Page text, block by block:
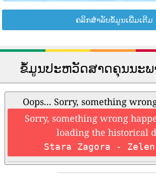
ຄລິກສຳລັບຂໍ້ມູນເພີ່ມເຕີມ
ຂໍ້ມູນປະຫວັດສາດຄຸນນະພ
Oops... Sorry, something
Sorry, something wrong
loading the historical
Stara Zagora -